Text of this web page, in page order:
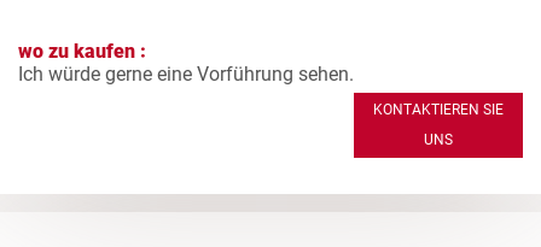
wo zu kaufen :
Ich würde gerne eine Vorführung sehen.
KONTAKTIEREN SIE
UNS